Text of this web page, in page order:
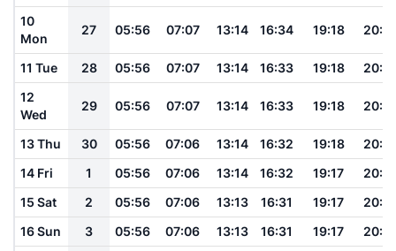
10
Mon
27 05:56 07:07 13:14 16:34 19:18
11 Tue 28 05:56 07:07 13:14 16:33 19:18
12
Wed
29 05:56 07:07 13:14 16:33 19:18
13 Thu 30 05:56 07:06 13:14 16:32 19:18
14 Fri
1 05:56 07:06 13:14 16:32 19:17
15 Sat
2 05:56 07:06 13:13 16:31 19:17
16 Sun
3 05:56 07:06 13:13 16:31 19:17